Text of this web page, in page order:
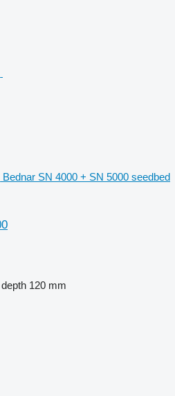
Bednar SN 4000 + SN 5000 seedbed
120 mm